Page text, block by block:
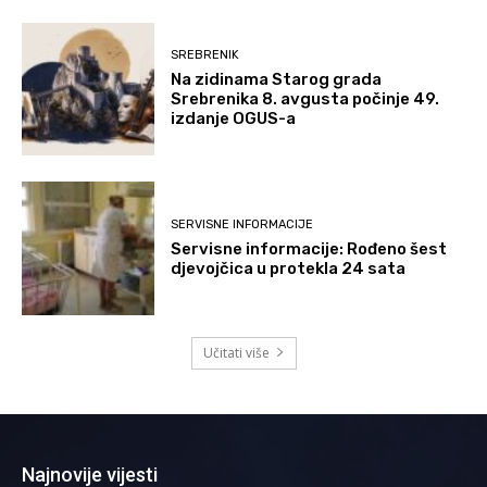
SREBRENIK
Na zidinama Starog grada
Srebrenika 8. avgusta počinje 49.
izdanje OGUS-a
SERVISNE INFORMACIJE
Servisne informacije: Rođeno šest
djevojčica u protekla 24 sata
Učitati više
Najnovije vijesti